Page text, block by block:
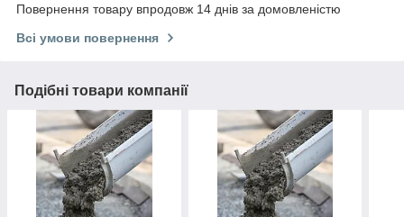
Повернення товару впродовж 14 днів за домовленістю
Всі умови повернення
Подібні товари компанії